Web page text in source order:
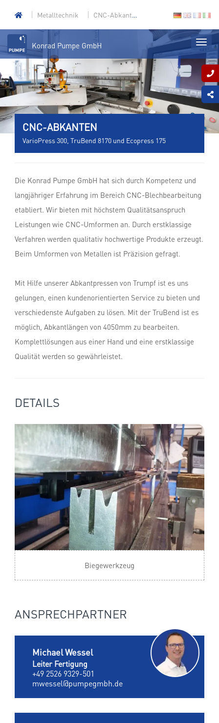
Metalltechnik CNC-Abkanten
Konrad Pumpe GmbH
CNC-ABKANTEN
VarioPress 300, TruBend 8170 und Ecopress 175
Die Konrad Pumpe GmbH hat sich durch Kompetenz und
langjähriger Erfahrung im Bereich CNC-Blechbearbeitung
etabliert. Wir bieten mit höchstem Qualitätsanspruch
Leistungen wie CNC-Umformen an. Durch erstklassige
Verfahren werden qualitativ hochwertige Produkte erzeugt.
Beim Umformen von Metallen ist Präzision gefragt.
Mit Hilfe unserer Abkantpressen von Trumpf ist es uns
gelungen, einen kundenorientierten Service zu bieten und
verschiedenste Aufgaben zu lösen. Mit der TruBend ist es
möglich, Abkantlängen von 4050mm zu bearbeiten.
Komplettlösungen aus einer Hand und eine erstklassige
Qualität werden so gewährleistet.
DETAILS
Biegewerkzeug
ANSPRECHPARTNER
Michael Wessel
Leiter Fertigung
+49 2526 9329-501
mwessel@pumpegmbh.de